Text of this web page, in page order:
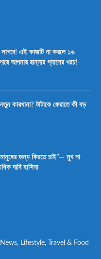
লাগবে! এই কাজটি না করলে ১৬
আপনার রান্নার গ্যাসের খরচ!
নতুন কারখানা? টাটাকে ফেরাতে কী বড়
জন্য ফিরতে চাই”— মুখ না
দাবি হাসিনা
Lifestyle, Travel & Food